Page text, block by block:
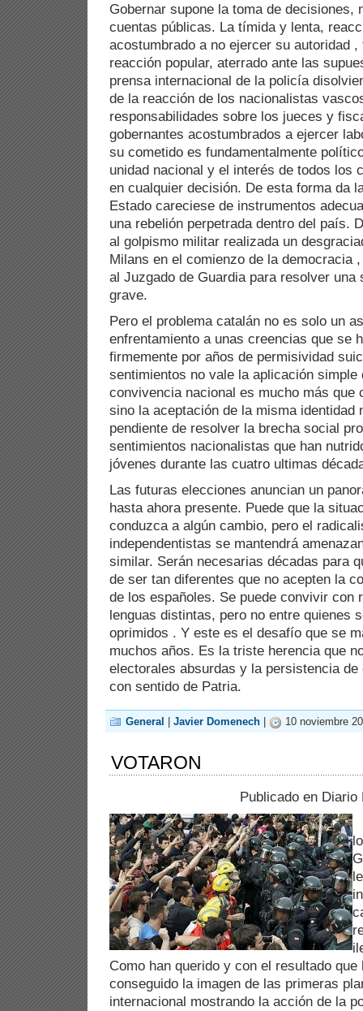
Gobernar supone la toma de decisiones,
cuentas públicas. La tímida y lenta,
acostumbrado a no ejercer su autoridad ,
reacción popular, aterrado ante las
prensa internacional de la policía
de la reacción de los nacionalistas
responsabilidades sobre los jueces y
gobernantes acostumbrados a ejercer
su cometido es fundamentalmente
unidad nacional y el interés de todos los
en cualquier decisión. De esta forma da
Estado careciese de instrumentos
una rebelión perpetrada dentro del país.
al golpismo militar realizada un
Milans en el comienzo de la democracia
al Juzgado de Guardia para resolver una
grave.
Pero el problema catalán no es solo un
enfrentamiento a unas creencias que se
firmemente por años de permisividad
sentimientos no vale la aplicación simple
convivencia nacional es mucho más que
sino la aceptación de la misma identidad
pendiente de resolver la brecha social
sentimientos nacionalistas que han
jóvenes durante las cuatro ultimas
Las futuras elecciones anuncian un
hasta ahora presente. Puede que la
conduzca a algún cambio, pero el
independentistas se mantendrá
similar. Serán necesarias décadas para
de ser tan diferentes que no acepten la
de los españoles. Se puede convivir con
lenguas distintas, pero no entre quienes
oprimidos . Y este es el desafío que se
muchos años. Es la triste herencia que
electorales absurdas y la persistencia
con sentido de Patria.
General Javier Domenech 10 noviembre
VOTARON
Publicado en Diario
Como han querido y con el resultado que
conseguido la imagen de las primeras
internacional mostrando la acción de la